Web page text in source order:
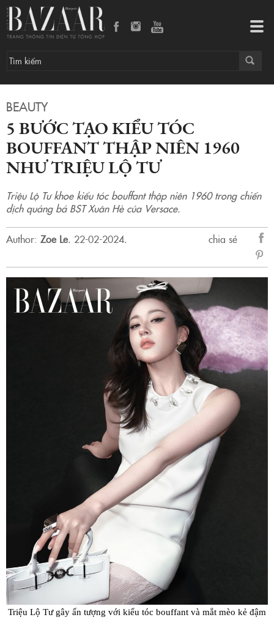
BEAUTY
5 BƯỚC TẠO KIỂU TÓC
BOUFFANT THẬP NIÊN 1960
NHƯ TRIỆU LỘ TƯ
Triệu Lộ Tư khoe kiểu tóc bouffant thập niên 1960 trong chiến
dịch quảng bá BST Xuân Hè của Versace.
Author: Zoe Le. 22-02-2024.
chia sẻ
sẻ
Triệu Lộ Tư gây ấn tượng với kiểu tóc bouffant và mắt mèo kẻ đậm